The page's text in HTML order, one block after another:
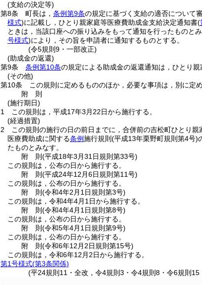
(支給の決定等)
第8条
町長は， 条例第9条の規定に基づく支給の適否について
様式)に記載し，ひとり親家庭等医療費助成金支給決定通知書(
ときは，当該口座への振り込みをもって通知を行ったものとみ
号様式)により，その旨を申請者に通知するものとする。
(令5規則9・一部改正)
(助成金の返還)
第9条
条例第10条の規定による助成金の返還通知は，ひとり
(その他)
第10条
この規則に定めるもののほか，必要な事項は，別に定め
附 則
(施行期日)
1
この規則は，平成17年3月22日から施行する。
(経過措置)
2
この規則の施行の日の前日までに，合併前の吉松町ひとり
医療費助成に関する条例施行規則 (平成13年栗野町規則第4号)
たものとみなす。
附 則(平成18年3月31日規則第33号)
この規則は，公布の日から施行する。
附 則(平成24年12月6日規則第11号)
この規則は，公布の日から施行する。
附 則(令和4年2月1日規則第3号)
この規則は，令和4年4月1日から施行する。
附 則(令和4年4月1日規則第8号)
この規則は，公布の日から施行する。
附 則(令和5年4月1日規則第9号)
この規則は，公布の日から施行する。
附 則(令和6年12月2日規則第15号)
この規則は，令和6年12月2日から施行する。
第1号様式(第3条関係)
(平24規則11・全改，令4規則3・令4規則8・令6規則15